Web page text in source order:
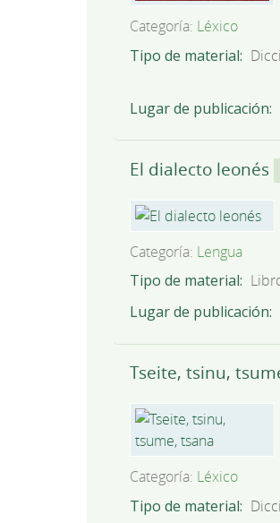
Categoría: Léxico
Tipo de material
Lugar de publicación
El dialecto leonés
Categoría: Lengua
Tipo de material
Lugar de publicación
Tseite, tsinu,
Categoría: Léxico
Tipo de material